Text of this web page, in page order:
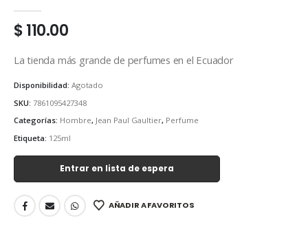
$110.00
La tienda más grande de perfumes en el Ecuador
Disponibilidad: Agotado
SKU: 7861095427348
Categorías: Hombre, Jean Paul Gaultier, Perfume
Etiqueta: 125ml
Entrar en lista de espera
AÑADIR A FAVORITOS